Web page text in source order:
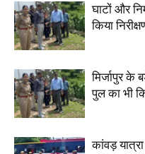
घाटों और
किया
मिर्जापुर के
पुल का भी
कांवड़ यात्रा